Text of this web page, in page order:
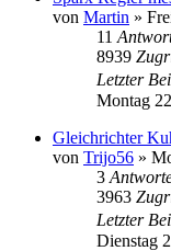
von Martin »
11
8939
Letzter
Montag
Gleichrichter
von Trijo56 »
3
3963
Letzter
Dienstag